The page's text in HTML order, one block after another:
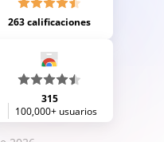
263 calificaciones
315
100,000+ usuarios